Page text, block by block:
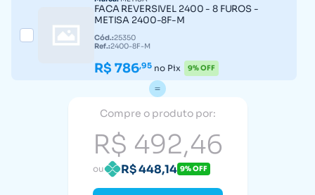
FACA REVERSIVEL 2400 - 8 FUROS -
METISA 2400-8F-M
Cód.:25350
Ref.:2400-8F-M
R$ 786,95 no Pix 9% OFF
Compre o produto por:
R$ 492,46
ou R$ 448,14 9% OFF